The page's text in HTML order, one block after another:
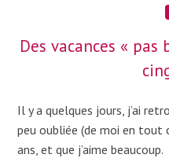
Des vacances «
Il y a quelques jours, j’ai
peu oubliée (de moi en tout
ans, et que j’aime beaucoup.